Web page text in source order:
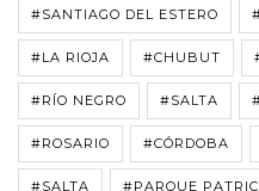
#SANTIAGO DEL ESTERO
#LA RIOJA #CHUBUT
#RÍO NEGRO #SALTA
#ROSARIO #CÓRDOBA
#SALTA #PARQUE